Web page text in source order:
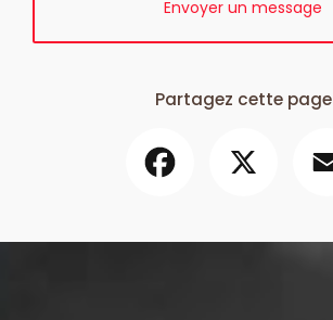
Envoyer un message
Partagez cette page